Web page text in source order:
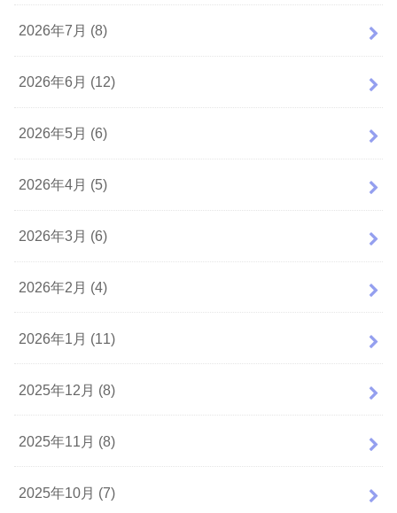
2026年7月 (8)
2026年6月 (12)
2026年5月 (6)
2026年4月 (5)
2026年3月 (6)
2026年2月 (4)
2026年1月 (11)
2025年12月 (8)
2025年11月 (8)
2025年10月 (7)